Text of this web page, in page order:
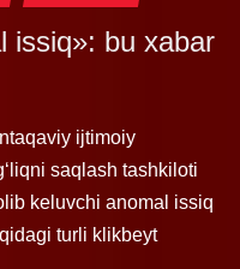
issiq»: bu xabar
ijtimoiy
saqlash tashkiloti
keluvchi anomal issiq
turli klikbeyt